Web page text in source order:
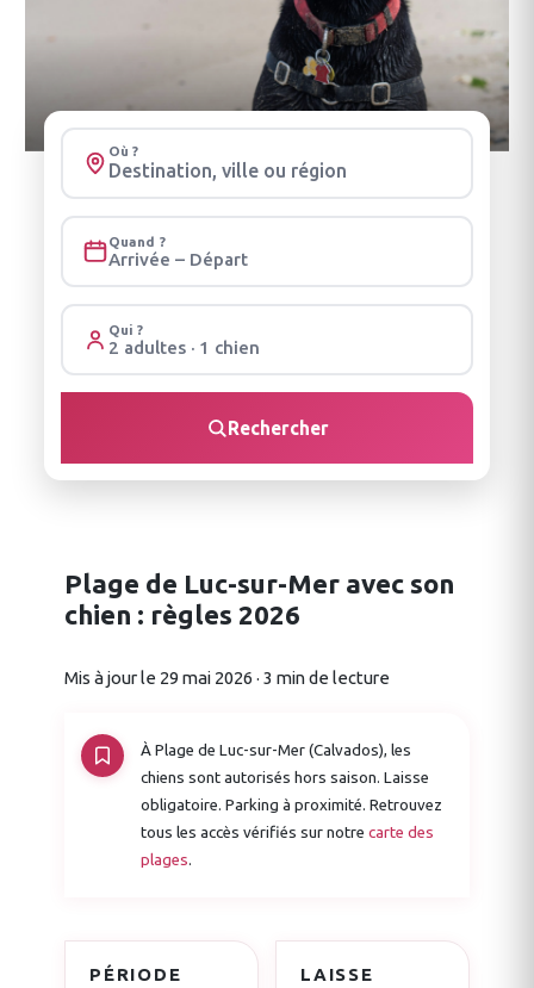
Où ?
Quand ?
Arrivée – Départ
Qui ?
2 adultes · 1 chien
Rechercher
Plage de Luc-sur-Mer avec son
chien : règles 2026
Mis à jour le 29 mai 2026 · 3 min de lecture
À Plage de Luc-sur-Mer (Calvados), les
chiens sont autorisés hors saison. Laisse
obligatoire. Parking à proximité. Retrouvez
tous les accès vérifiés sur notre carte des
plages.
PÉRIODE LAISSE